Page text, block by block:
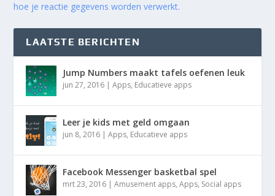
hoe je reactie gegevens worden verwerkt.
LAATSTE BERICHTEN
Jump Numbers maakt tafels oefenen leuk
jun 27, 2016 |Apps, Educatieve apps
Leer je kids met geld omgaan
jun 8, 2016 |Apps, Educatieve apps
Facebook Messenger basketbal spel
mrt 23, 2016 |Amusement apps,Apps, Social apps